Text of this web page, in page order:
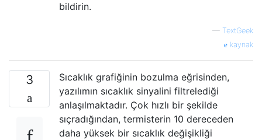
bildirin.
— TextGeek
kaynak
3
Sıcaklık grafiğinin bozulma eğrisinden,
yazılımın sıcaklık sinyalini filtrelediği
anlaşılmaktadır. Çok hızlı bir şekilde
sıçradığından, termisterin 10 dereceden
daha yüksek bir sıcaklık değişikliği